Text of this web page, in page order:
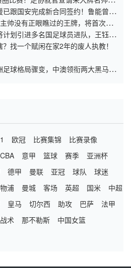
跟国安完成新合同签约！鲁能曾多
主力
帅没有正眼瞧过的王牌，将首次进
划引进多名国足球员进队，王钰栋
找一个赋闲在家2年的废人执教！
球格局骤变，中澳领衔两大黑马出
1 欧冠 比赛集锦
比赛录像
CBA 意甲 篮球 赛季
亚洲杯
德甲 曼联 亚冠 球队
球迷
浦 曼城 客场 英超 国米
中超
皇马 切尔西 助攻 巴萨
法甲
战术 那不勒斯
中国女篮